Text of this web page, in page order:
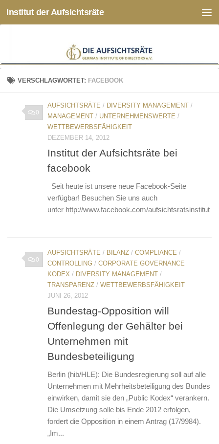
Zum Inhalt springen
Institut der Aufsichtsräte
VERSCHLAGWORTET: FACEBOOK
0
AUFSICHTSRÄTE / DIVERSITY MANAGEMENT /
MANAGEMENT / UNTERNEHMENSWERTE /
WETTBEWERBSFÄHIGKEIT
DEZEMBER 14, 2012
Institut der Aufsichtsräte bei
facebook
Seit heute ist unsere neue Facebook-Seite
verfügbar! Besuchen Sie uns auch
unter http://www.facebook.com/aufsichtsratsinstitut
0
AUFSICHTSRÄTE / BILANZ / COMPLIANCE /
CONTROLLING / CORPORATE GOVERNANCE
KODEX / DIVERSITY MANAGEMENT /
TRANSPARENZ / WETTBEWERBSFÄHIGKEIT
JUNI 26, 2012
Bundestag-Opposition will
Offenlegung der Gehälter bei
Unternehmen mit
Bundesbeteiligung
Berlin (hib/HLE): Die Bundesregierung soll auf alle
Unternehmen mit Mehrheitsbeteiligung des Bundes
einwirken, damit sie den „Public Kodex“ verankern.
Die Umsetzung solle bis Ende 2012 erfolgen,
fordert die Opposition in einem Antrag (17/9984).
„Im...